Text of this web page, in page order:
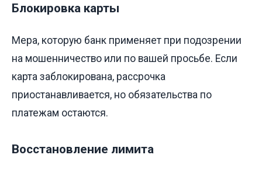
Блокировка карты
Мера, которую банк применяет при подозрении
на мошенничество или по вашей просьбе. Если
карта заблокирована, рассрочка
приостанавливается, но обязательства по
платежам остаются.
Восстановление лимита